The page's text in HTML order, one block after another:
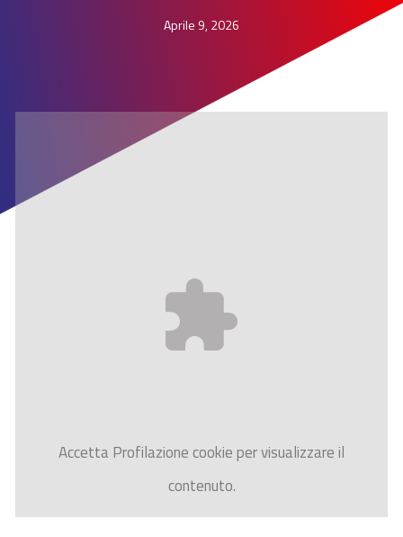
Aprile 9, 2026
AccettaProfilazionecookie per visualizzare il
contenuto.